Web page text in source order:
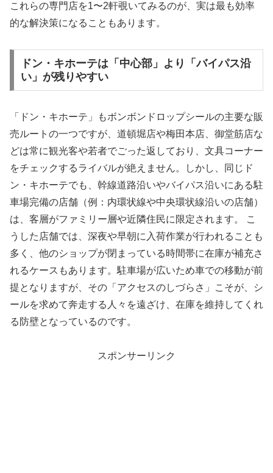
これらの専門店を1〜2軒覗いてみるのが、実は最も効率
的な解決策になることもあります。
ドン・キホーテは「中心部」より「バイパス沿
い」が残りやすい
「ドン・キホーテ」もボンボンドロップシールの主要な販
売ルートの一つですが、道頓堀店や梅田本店、御堂筋店な
どは常に観光客や若者でごった返しており、文具コーナー
をチェックするライバルが絶えません。しかし、同じド
ン・キホーテでも、幹線道路沿いやバイパス沿いにある駐
車場完備の店舗（例：内環状線や中央環状線沿いの店舗）
は、客層がファミリー層や近隣住民に限定されます。 こ
うした店舗では、深夜や早朝に入荷作業が行われることも
多く、他のショップが閉まっている時間帯に在庫が補充さ
れるケースもあります。駐車場が広いため車での移動が前
提となりますが、その「アクセスのしづらさ」こそが、シ
ールを求めて奔走する人々を遠ざけ、在庫を維持してくれ
る防壁となっているのです。
スポンサーリンク